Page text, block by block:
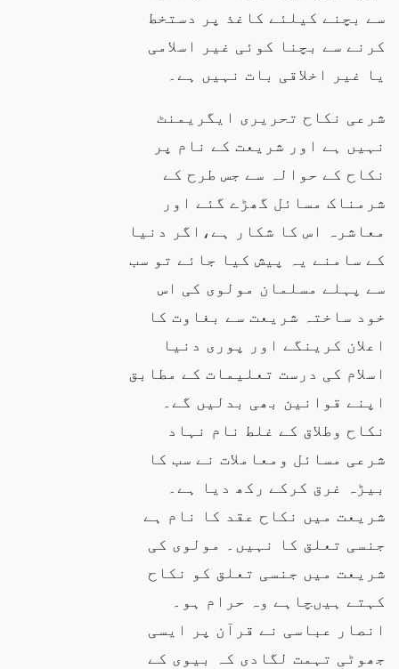
سے بچنے کیلئے کاغذ پر دستخط
کرنے سے بچنا کوئی غیر اسلامی
یا غیر اخلاقی بات نہیں ہے۔
شرعی نکاح تحریری ایگریمنٹ
نہیں ہے اور شریعت کے نام پر
نکاح کے حوالہ سے جس طرح کے
شرمناک مسائل گھڑے گئے اور
معاشرہ اس کا شکار ہے،اگر دنیا
کے سامنے یہ پیش کیا جائے تو سب
سے پہلے مسلمان مولوی کی اس
خود ساختہ شریعت سے بغاوت کا
اعلان کرینگے اور پوری دنیا
اسلام کی درست تعلیمات کے مطابق
اپنے قوانین بھی بدلیں گے۔
نکاح وطلاق کے غلط نام نہاد
شرعی مسائل ومعاملات نے سب کا
بیڑہ غرق کرکے رکھ دیا ہے۔
شریعت میں نکاح عقد کا نام ہے
جنسی تعلق کا نہیں۔ مولوی کی
شریعت میں جنسی تعلق کو نکاح
کہتے ہیںچاہے وہ حرام ہو۔
انصار عباسی نے قرآن پر ایسی
جھوٹی تہمت لگادی کہ بیوی کے